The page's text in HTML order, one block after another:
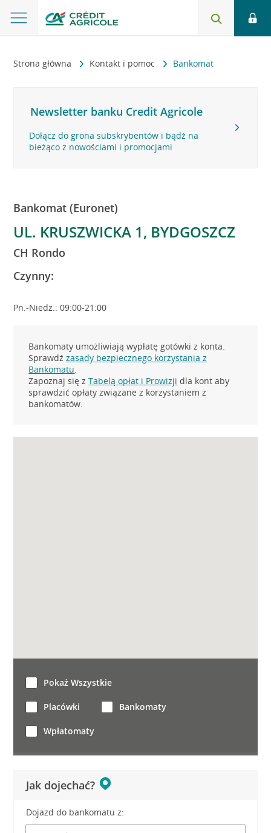
Strona główna Kontakt i pomoc Bankomat
Newsletter banku Credit Agricole
Dołącz do grona subskrybentów i bądź na
bieżąco z nowościami i promocjami
Bankomat (Euronet)
UL. KRUSZWICKA 1, BYDGOSZCZ
CH Rondo
Czynny:
Pn.-Niedz.: 09:00-21:00
Bankomaty umożliwiają wypłatę gotówki z konta.
Sprawdźzasady bezpiecznego korzystania z
Bankomatu.
Zapoznaj się zTabelą opłat i Prowizji dla kont aby
sprawdzić opłaty związane z korzystaniem z
bankomatów.
Jak dojechać?
Dojazd do bankomatu z:
Pokaż Wszystkie
Placówki Bankomaty
Wpłatomaty